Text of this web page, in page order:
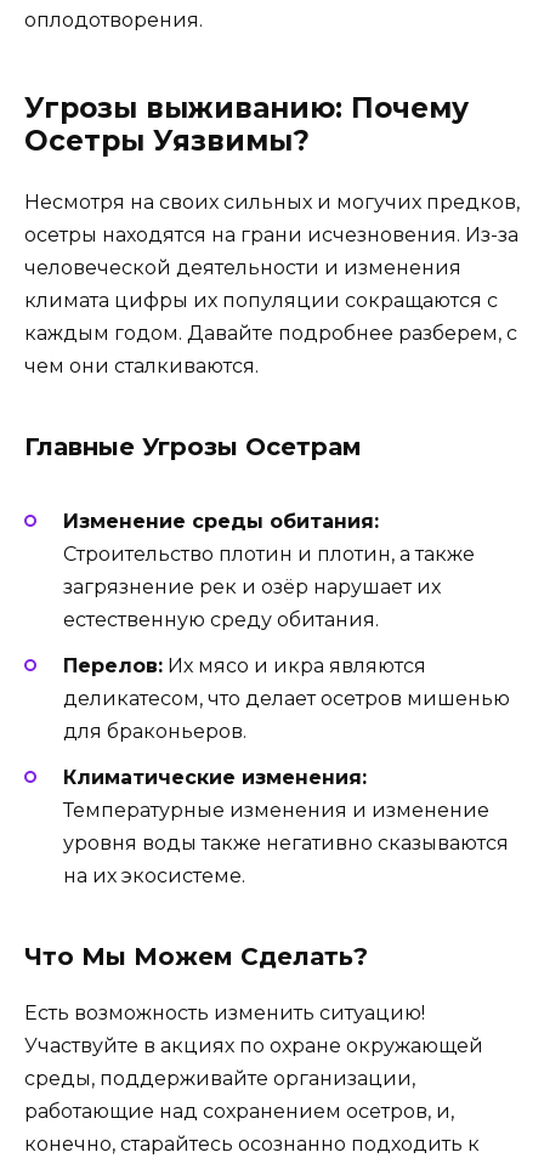
оплодотворения.
Угрозы выживанию: Почему
Осетры Уязвимы?
Несмотря на своих сильных и могучих предков,
осетры находятся на грани исчезновения. Из-за
человеческой деятельности и изменения
климата цифры их популяции сокращаются с
каждым годом. Давайте подробнее разберем, с
чем они сталкиваются.
Главные Угрозы Осетрам
Изменение среды обитания:
Строительство плотин и плотин, а также
загрязнение рек и озёр нарушает их
естественную среду обитания.
Перелов: Их мясо и икра являются
деликатесом, что делает осетров мишенью
для браконьеров.
Климатические изменения:
Температурные изменения и изменение
уровня воды также негативно сказываются
на их экосистеме.
Что Мы Можем Сделать?
Есть возможность изменить ситуацию!
Участвуйте в акциях по охране окружающей
среды, поддерживайте организации,
работающие над сохранением осетров, и,
конечно, старайтесь осознанно подходить к